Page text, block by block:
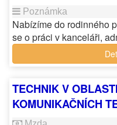
Nabízíme do rodinného
se o práci v kanceláři,
TECHNIK V
KOMUNIKAČNÍCH